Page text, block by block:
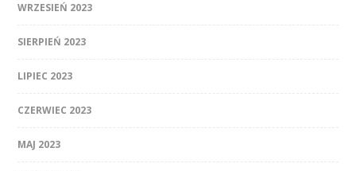
WRZESIEŃ 2023
SIERPIEŃ 2023
LIPIEC 2023
CZERWIEC 2023
MAJ 2023